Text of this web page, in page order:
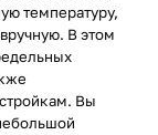
температуру,
В этом
Вы